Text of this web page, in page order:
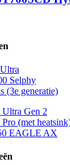
Selphy
(3e generatie)
Ultra Gen 2
Pro (met
EAGLE AX